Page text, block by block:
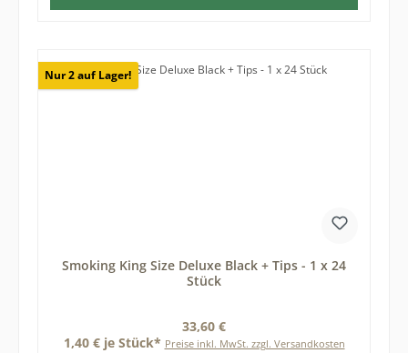
Nur 2 auf Lager!
Smoking King Size Deluxe Black + Tips - 1 x 24
Stück
Regulärer Preis:
33,60 €
1,40 € je Stück* Preise inkl. MwSt. zzgl. Versandkosten